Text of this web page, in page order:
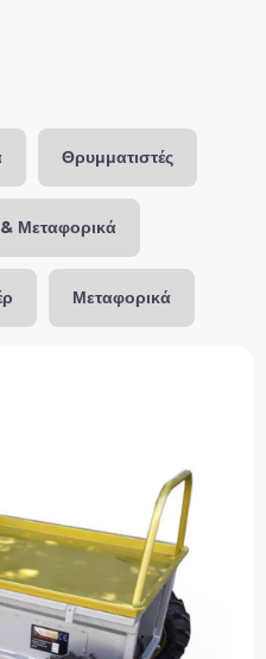
Θρυμματιστές
Μεταφορικά
Μεταφορικά